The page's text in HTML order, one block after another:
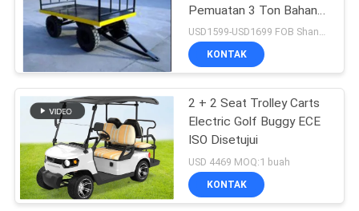
Ban Forklift Padat
Pemuatan 3 Ton Bahan
Baja 10 # saluran
USD1599-USD1699 FOB Shanghai per pc MOQ:1 pc
KONTAK
2 + 2 Seat Trolley Carts
Electric Golf Buggy ECE
ISO Disetujui
USD 4469 MOQ:1 buah
KONTAK